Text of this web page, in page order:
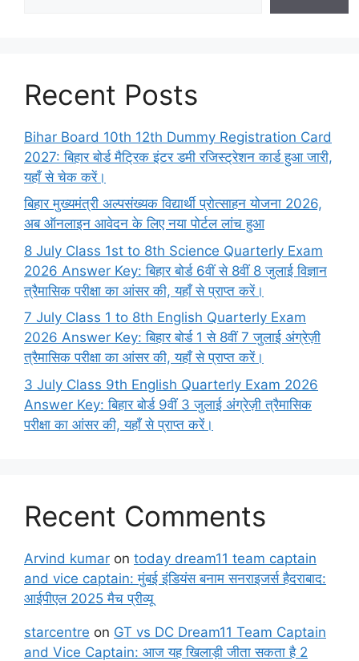
Recent Posts
Bihar Board 10th 12th Dummy Registration Card
2027: बिहार बोर्ड मैट्रिक इंटर डमी रजिस्ट्रेशन कार्ड हुआ जारी,
यहाँ से चेक करें।
बिहार मुख्यमंत्री अल्पसंख्यक विद्यार्थी प्रोत्साहन योजना 2026,
अब ऑनलाइन आवेदन के लिए नया पोर्टल लांच हुआ
8 July Class 1st to 8th Science Quarterly Exam
2026 Answer Key: बिहार बोर्ड 6वीं से 8वीं 8 जुलाई विज्ञान
त्रैमासिक परीक्षा का आंसर की, यहाँ से प्राप्त करें।
7 July Class 1 to 8th English Quarterly Exam
2026 Answer Key: बिहार बोर्ड 1 से 8वीं 7 जुलाई अंग्रेज़ी
त्रैमासिक परीक्षा का आंसर की, यहाँ से प्राप्त करें।
3 July Class 9th English Quarterly Exam 2026
Answer Key: बिहार बोर्ड 9वीं 3 जुलाई अंग्रेज़ी त्रैमासिक
परीक्षा का आंसर की, यहाँ से प्राप्त करें।
Recent Comments
Arvind kumar on today dream11 team captain
and vice captain: मुंबई इंडियंस बनाम सनराइजर्स हैदराबाद:
आईपीएल 2025 मैच प्रीव्यू
starcentre on GT vs DC Dream11 Team Captain
and Vice Captain: आज यह खिलाड़ी जीता सकता है 2